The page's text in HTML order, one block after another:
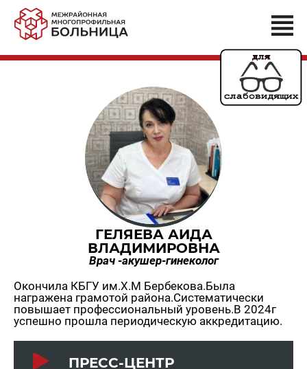
ГЕЛЯЕВА АИДА
ВЛАДИМИРОВНА
Врач -акушер-гинеколог
Окончила КБГУ им.Х.М Бербекова.Была
награжена грамотой района.Систематически
повышает профессиональный уровень.В 2024г
успешно прошла периодическую аккредитацию.
ПРЕСС-ЦЕНТР